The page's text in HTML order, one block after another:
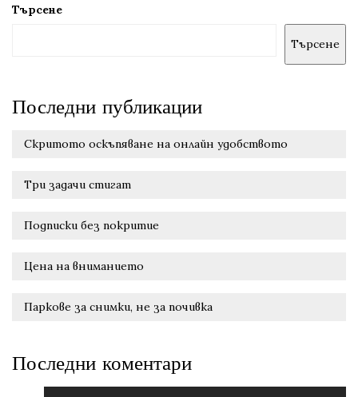
Търсене
Търсене
Последни публикации
Скритото оскъпяване на онлайн удобството
Три задачи стигат
Подписки без покритие
Цена на вниманието
Паркове за снимки, не за почивка
Последни коментари